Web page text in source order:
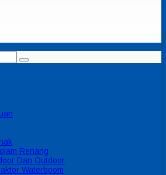
Renang
Dan Outdoor
Waterboom